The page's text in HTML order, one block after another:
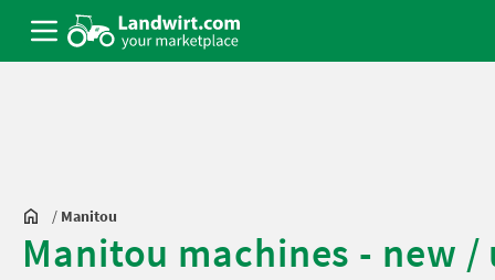
/ Manitou
Manitou machines - new /